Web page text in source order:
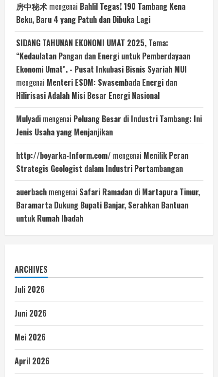
房中秘术 mengenai Bahlil Tegas! 190 Tambang Kena
Beku, Baru 4 yang Patuh dan Dibuka Lagi
SIDANG TAHUNAN EKONOMI UMAT 2025, Tema:
“Kedaulatan Pangan dan Energi untuk Pemberdayaan
Ekonomi Umat”. - Pusat Inkubasi Bisnis Syariah MUI
mengenai Menteri ESDM: Swasembada Energi dan
Hilirisasi Adalah Misi Besar Energi Nasional
Mulyadi mengenai Peluang Besar di Industri Tambang: Ini
Jenis Usaha yang Menjanjikan
http://boyarka-Inform.com/ mengenai Menilik Peran
Strategis Geologist dalam Industri Pertambangan
auerbach mengenai Safari Ramadan di Martapura Timur,
Baramarta Dukung Bupati Banjar, Serahkan Bantuan
untuk Rumah Ibadah
ARCHIVES
Juli 2026
Juni 2026
Mei 2026
April 2026